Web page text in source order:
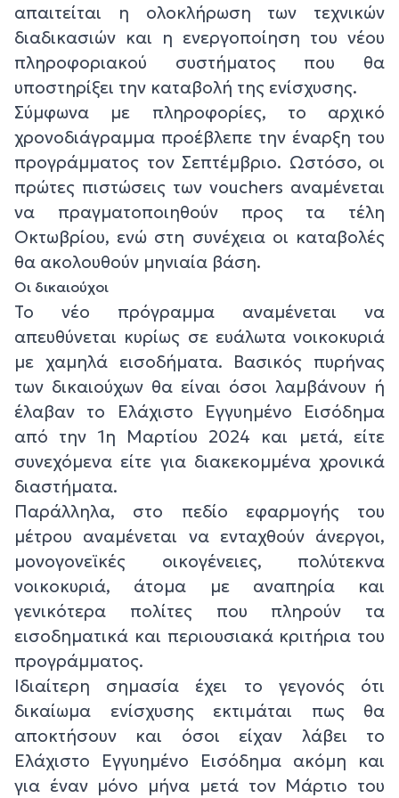
απαιτείται η ολοκλήρωση των τεχνικών
διαδικασιών και η ενεργοποίηση του νέου
πληροφοριακού συστήματος που θα
υποστηρίξει την καταβολή της ενίσχυσης.
Σύμφωνα με πληροφορίες, το αρχικό
χρονοδιάγραμμα προέβλεπε την έναρξη του
προγράμματος τον Σεπτέμβριο. Ωστόσο, οι
πρώτες πιστώσεις των vouchers αναμένεται
να πραγματοποιηθούν προς τα τέλη
Οκτωβρίου, ενώ στη συνέχεια οι καταβολές
θα ακολουθούν μηνιαία βάση.
Οι δικαιούχοι
Το νέο πρόγραμμα αναμένεται να
απευθύνεται κυρίως σε ευάλωτα νοικοκυριά
με χαμηλά εισοδήματα. Βασικός πυρήνας
των δικαιούχων θα είναι όσοι λαμβάνουν ή
έλαβαν το Ελάχιστο Εγγυημένο Εισόδημα
από την 1η Μαρτίου 2024 και μετά, είτε
συνεχόμενα είτε για διακεκομμένα χρονικά
διαστήματα.
Παράλληλα, στο πεδίο εφαρμογής του
μέτρου αναμένεται να ενταχθούν άνεργοι,
μονογονεϊκές οικογένειες, πολύτεκνα
νοικοκυριά, άτομα με αναπηρία και
γενικότερα πολίτες που πληρούν τα
εισοδηματικά και περιουσιακά κριτήρια του
προγράμματος.
Ιδιαίτερη σημασία έχει το γεγονός ότι
δικαίωμα ενίσχυσης εκτιμάται πως θα
αποκτήσουν και όσοι είχαν λάβει το
Ελάχιστο Εγγυημένο Εισόδημα ακόμη και
για έναν μόνο μήνα μετά τον Μάρτιο του